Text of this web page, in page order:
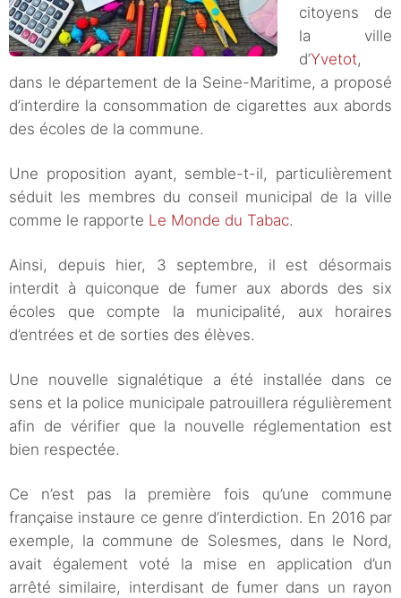
citoyens de
la ville
d’Yvetot,
dans le département de la Seine-Maritime, a proposé
d’interdire la consommation de cigarettes aux abords
des écoles de la commune.
Une proposition ayant, semble-t-il, particulièrement
séduit les membres du conseil municipal de la ville
comme le rapporte Le Monde du Tabac.
Ainsi, depuis hier, 3 septembre, il est désormais
interdit à quiconque de fumer aux abords des six
écoles que compte la municipalité, aux horaires
d’entrées et de sorties des élèves.
Une nouvelle signalétique a été installée dans ce
sens et la police municipale patrouillera régulièrement
afin de vérifier que la nouvelle réglementation est
bien respectée.
Ce n’est pas la première fois qu’une commune
française instaure ce genre d’interdiction. En 2016 par
exemple, la commune de Solesmes, dans le Nord,
avait également voté la mise en application d’un
arrêté similaire, interdisant de fumer dans un rayon